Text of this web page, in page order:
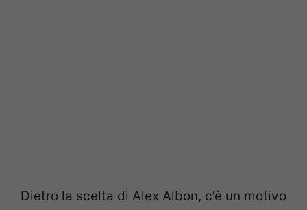
Dietro la scelta di Alex Albon, c’è un motivo